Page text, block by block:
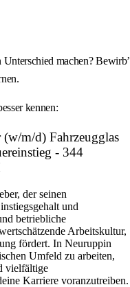
machen? Bewirb’
kennen:
m/d) Fahrzeugglas
- 344
der seinen
und
betriebliche
Arbeitskultur,
fördert. In Neuruppin
Umfeld zu arbeiten,
vielfältige
Karriere voranzutreiben.